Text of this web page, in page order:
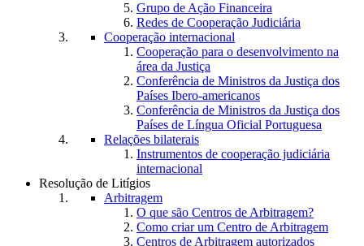
Grupo de Ação Financeira
Redes de Cooperação Judiciária
Cooperação internacional
Cooperação para o desenvolvimento na
área da Justiça
Conferência de Ministros da Justiça dos
Países Ibero-americanos
Conferência de Ministros da Justiça dos
Países de Língua Oficial Portuguesa
Relações bilaterais
Instrumentos de cooperação judiciária
internacional
Resolução de Litígios
Arbitragem
O que são Centros de Arbitragem?
Como criar um Centro de Arbitragem
Centros de Arbitragem autorizados